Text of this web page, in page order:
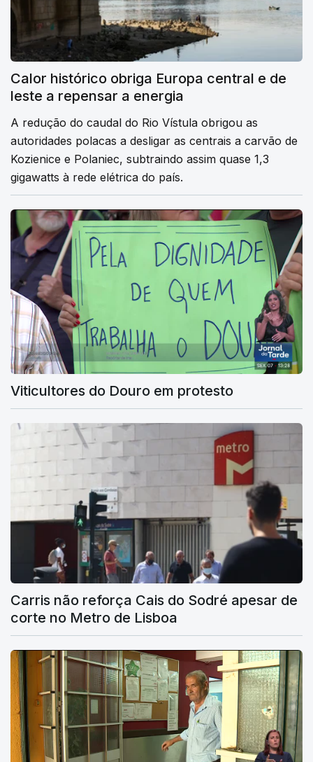
Calor histórico obriga Europa central e de
leste a repensar a energia
A redução do caudal do Rio Vístula obrigou as
autoridades polacas a desligar as centrais a carvão de
Kozienice e Polaniec, subtraindo assim quase 1,3
gigawatts à rede elétrica do país.
Viticultores do Douro em protesto
Carris não reforça Cais do Sodré apesar de
corte no Metro de Lisboa